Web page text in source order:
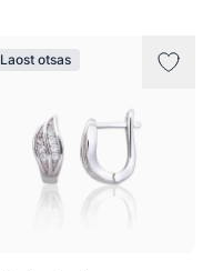
Laost otsas